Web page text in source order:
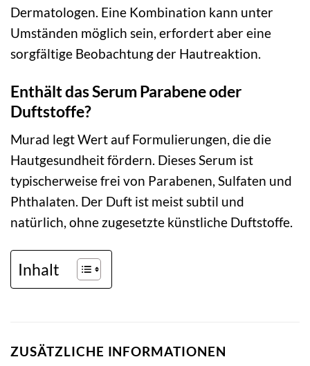
Dermatologen. Eine Kombination kann unter
Umständen möglich sein, erfordert aber eine
sorgfältige Beobachtung der Hautreaktion.
Enthält das Serum Parabene oder
Duftstoffe?
Murad legt Wert auf Formulierungen, die die
Hautgesundheit fördern. Dieses Serum ist
typischerweise frei von Parabenen, Sulfaten und
Phthalaten. Der Duft ist meist subtil und
natürlich, ohne zugesetzte künstliche Duftstoffe.
Inhalt
ZUSÄTZLICHE INFORMATIONEN